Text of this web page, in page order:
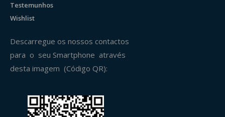
Testemunhos
Wishlist
Descarregue os nossos contactos
para o seu Smartphone através
desta imagem (Código QR):